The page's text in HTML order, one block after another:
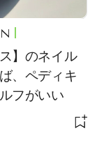
】のネイル
、ペディキ
フがいい